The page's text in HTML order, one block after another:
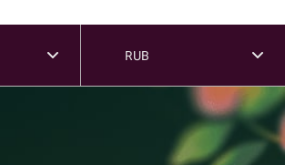
RUB